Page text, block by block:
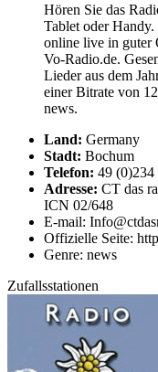
Hören Sie das
Tablet oder Handy.
online live in guter
Vo-Radio.de.
Lieder aus dem
einer Bitrate von
news.
Land: Germany
Stadt: Bochum
Telefon: 49 (0)234
Adresse: CT das
ICN 02/648
E-mail:
Offizielle Seite:
Genre: news
Zufallsstationen